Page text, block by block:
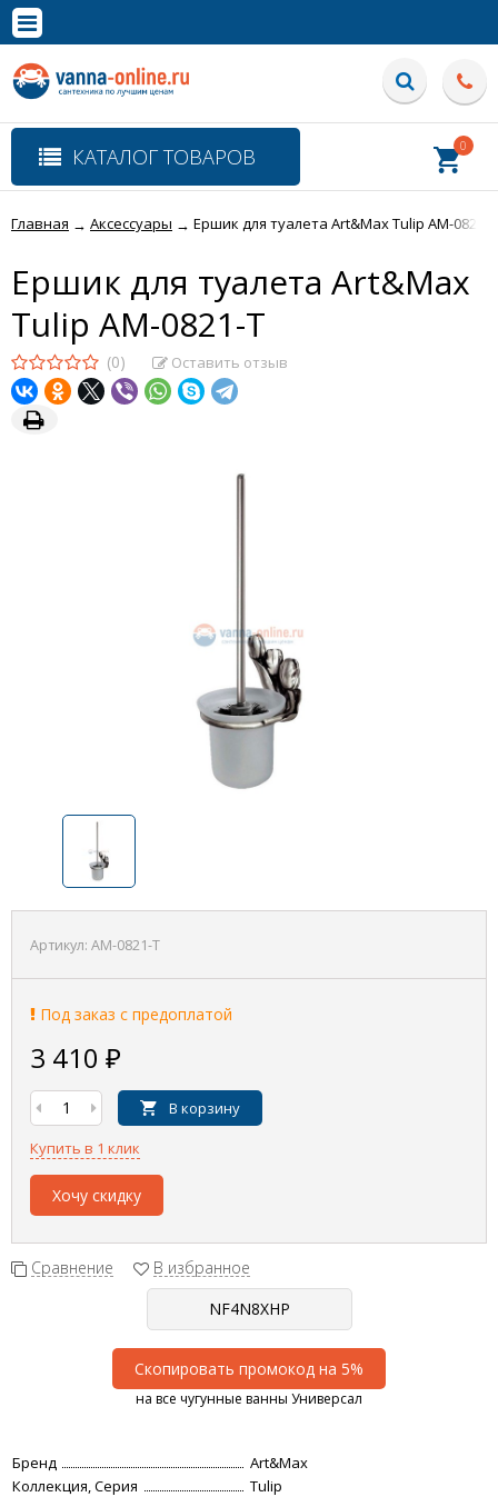
Полная версия сайта
КАТАЛОГ ТОВАРОВ 0
Главная → Аксессуары → Ершик для туалета Art&Max Tulip AM-0821-T
Ершик для туалета Art&Max
Tulip AM-0821-T
(0) Оставить отзыв
Артикул: AM-0821-T
Под заказ с предоплатой
3 410 ₽
В корзину
Купить в 1 клик
Хочу скидку
Сравнение В избранное
Скопировать промокод на 5%
на все чугунные ванны Универсал
Бренд
Art&Max
Коллекция, Серия
Tulip